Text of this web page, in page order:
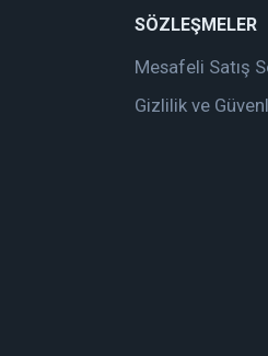
SÖZLEŞMELER
Mesafeli Satış
Gizlilik ve